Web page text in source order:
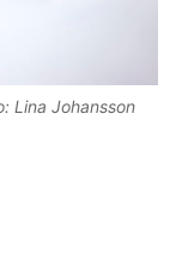
Lina Johansson